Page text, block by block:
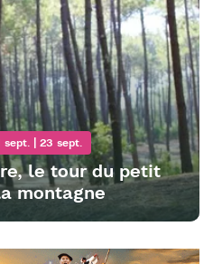
sept. | 23 sept.
le tour du petit
montagne